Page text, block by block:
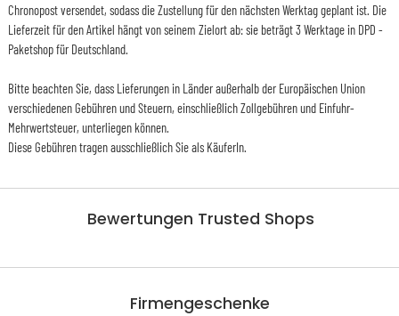
Bewertungen Trusted Shops
Chronopost versendet, sodass die Zustellung für den nächsten Werktag geplant ist. Die
Lieferzeit für den Artikel hängt von seinem Zielort ab: sie beträgt 3 Werktage in DPD -
Paketshop für Deutschland.
Bitte beachten Sie, dass Lieferungen in Länder außerhalb der Europäischen Union
verschiedenen Gebühren und Steuern, einschließlich Zollgebühren und Einfuhr-
Mehrwertsteuer, unterliegen können.
Diese Gebühren tragen ausschließlich Sie als KäuferIn.
Firmengeschenke